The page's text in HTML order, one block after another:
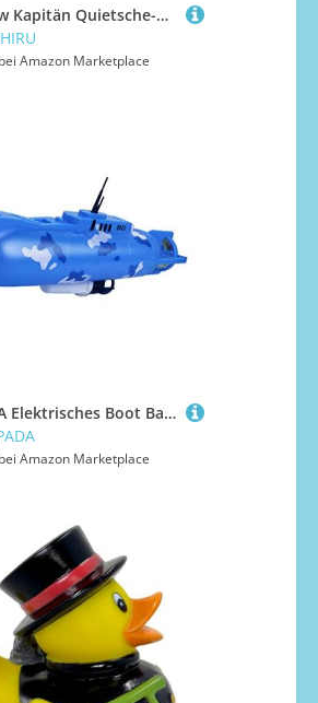
MöwMöw Kapitän Quietsche-Möwe I Badeente I Quietscheente I H: 11 cm
Amazon Marketplace
GALPADA Elektrisches Boot Badewanne Badespaß Kreatives Tauchboot Modell für Jungen Mädchen Ab Jahren
Amazon Marketplace